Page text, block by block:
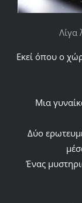
Λίγα
Εκεί όπου ο
Μια
Δύο
Ένας